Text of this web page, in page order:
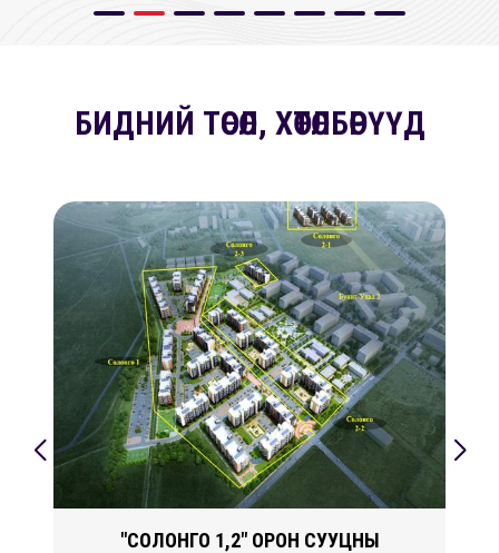
БИДНИЙ ТӨСӨЛ, ХӨТӨЛБӨРҮҮД
"СОЛОНГО 1,2" ОРОН СУУЦНЫ